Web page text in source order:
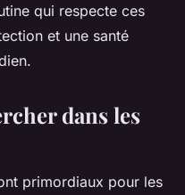
qui respecte ces
et une santé
dans les
primordiaux pour les